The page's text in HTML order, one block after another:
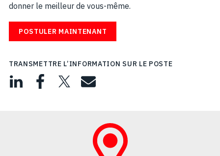
donner le meilleur de vous-même.
POSTULER MAINTENANT
TRANSMETTRE L’INFORMATION SUR LE POSTE